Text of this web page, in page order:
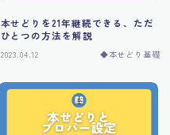
本せどりを21年継続できる、ただ
ひとつの方法を解説
2023.04.12 ◆本せどり基礎